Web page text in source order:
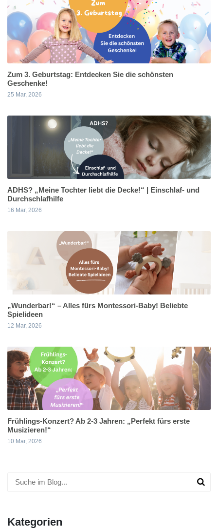
Zum 3. Geburtstag: Entdecken Sie die schönsten
Geschenke!
25 Mar, 2026
ADHS? „Meine Tochter liebt die Decke!“ | Einschlaf- und
Durchschlafhilfe
16 Mar, 2026
„Wunderbar!“ – Alles fürs Montessori-Baby! Beliebte
Spielideen
12 Mar, 2026
Frühlings-Konzert? Ab 2-3 Jahren: „Perfekt fürs erste
Musizieren!“
10 Mar, 2026
Kategorien